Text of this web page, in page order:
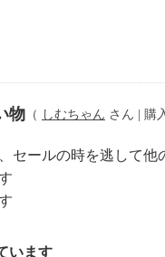
ルーフタイプでありな
つるんとオフすること
ン、高麗人参（オタネ
ンドオイル（アーモンド
日本限定の美容成分を
ル、パンテノール、パ
コシを与えます。
物 （ しむちゃん さん | 購
セールの時を逃して
います